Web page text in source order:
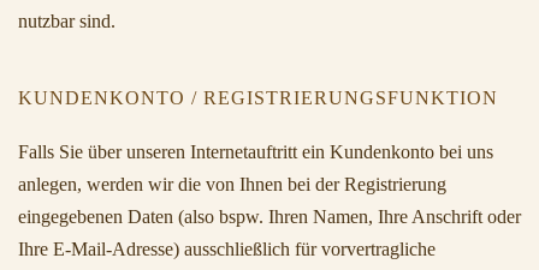
nutzbar sind.
KUNDENKONTO / REGISTRIERUNGSFUNKTION
Falls Sie über unseren Internetauftritt ein Kundenkonto bei uns
anlegen, werden wir die von Ihnen bei der Registrierung
eingegebenen Daten (also bspw. Ihren Namen, Ihre Anschrift oder
Ihre E-Mail-Adresse) ausschließlich für vorvertragliche